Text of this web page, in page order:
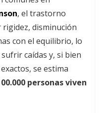
, el trastorno
disminución
con el equilibrio, lo
caídas y, si bien
se estima
personas viven